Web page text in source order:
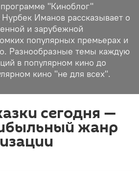
"Киноблог"
Иманов рассказывает о
и зарубежной
популярных премьерах и
Разнообразные темы каждую
в популярном кино до
кино "не для всех".
сегодня —
жанр